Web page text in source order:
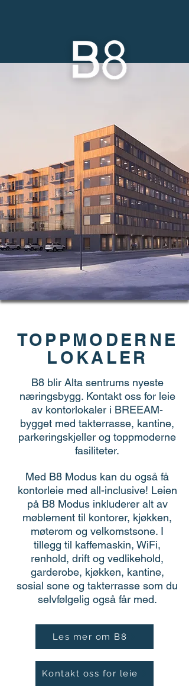
TOPPMODERNE
LOKALER
B8 blir Alta sentrums nyeste
næringsbygg. Kontakt oss for leie
av kontorlokaler i BREEAM-
bygget med takterrasse, kantine,
parkeringskjeller og toppmoderne
fasiliteter.
Med B8 Modus kan du også få
kontorleie med all-inclusive! Leien
på B8 Modus inkluderer alt av
møblement til kontorer, kjøkken,
møterom og velkomstsone. I
tillegg til kaffemaskin, WiFi,
renhold, drift og vedlikehold,
garderobe, kjøkken, kantine,
sosial sone og takterrasse som du
selvfølgelig også får med.
Les mer om B8
Kontakt oss for leie